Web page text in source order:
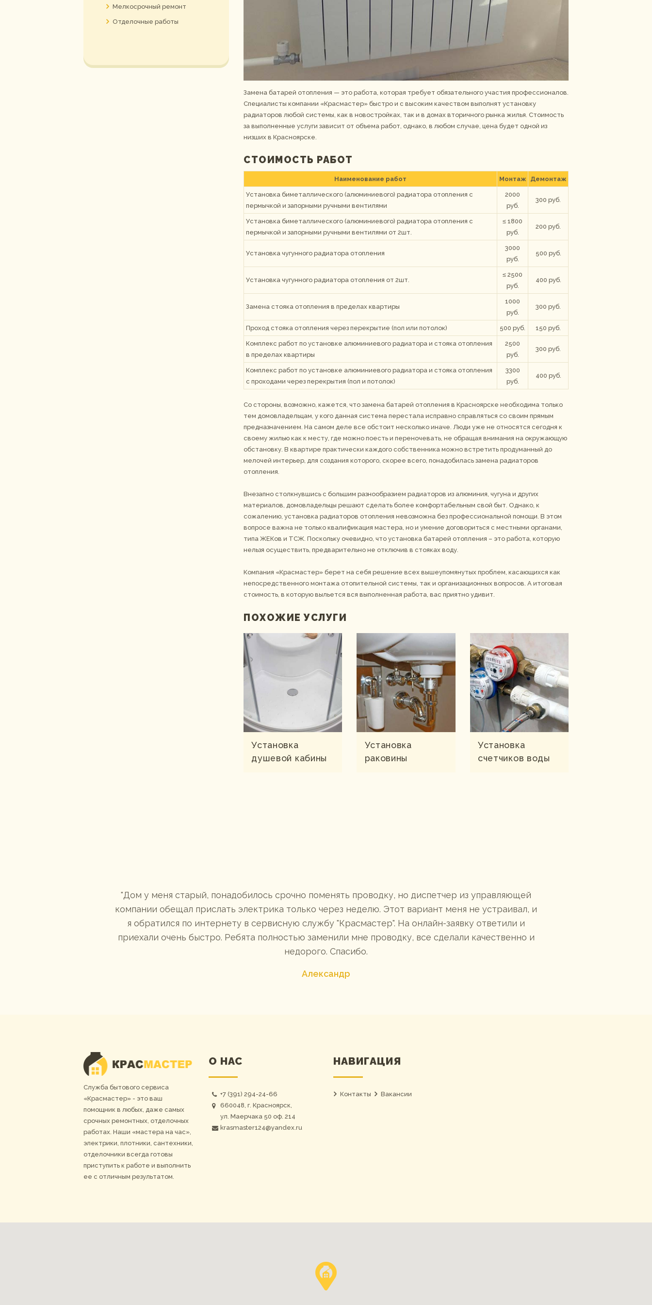
Замена батарей отопления — это работа, которая требует обязательного участия профессионалов.
Специалисты компании «Красмастер» быстро и с высоким качеством выполнят установку
радиаторов любой системы, как в новостройках, так и в домах вторичного рынка жилья. Стоимость
за выполненные услуги зависит от объема работ, однако, в любом случае, цена будет одной из
низших в Красноярске.
СТОИМОСТЬ РАБОТ
Наименование работ Монтаж Демонтаж
Установка биметаллического (алюминиевого) радиатора отопления с
пермычкой и запорными ручными вентилями
2000
руб.
300 руб.
Установка биметаллического (алюминиевого) радиатора отопления с
пермычкой и запорными ручными вентилями от 2шт.
≤ 1800
руб.
200 руб.
Установка чугунного радиатора отопления
3000
руб.
500 руб.
Установка чугунного радиатора отопления от 2шт.
≤ 2500
руб.
400 руб.
Замена стояка отопления в пределах квартиры
1000
руб.
300 руб.
Проход стояка отопления через перекрытие (пол или потолок) 500 руб. 150 руб.
Комплекс работ по установке алюминиевого радиатора и стояка отопления
в пределах квартиры
2500
руб.
300 руб.
Комплекс работ по установке алюминиевого радиатора и стояка отопления
с проходами через перекрытия (пол и потолок)
3300
руб.
400 руб.
Со стороны, возможно, кажется, что замена батарей отопления в Красноярске необходима только
тем домовладельцам, у кого данная система перестала исправно справляться со своим прямым
предназначением. На самом деле все обстоит несколько иначе. Люди уже не относятся сегодня к
своему жилью как к месту, где можно поесть и переночевать, не обращая внимания на окружающую
обстановку. В квартире практически каждого собственника можно встретить продуманный до
мелочей интерьер, для создания которого, скорее всего, понадобилась замена радиаторов
отопления.
Внезапно столкнувшись с большим разнообразием радиаторов из алюминия, чугуна и других
материалов, домовладельцы решают сделать более комфортабельным свой быт. Однако, к
сожалению, установка радиаторов отопления невозможна без профессиональной помощи. В этом
вопросе важна не только квалификация мастера, но и умение договориться с местными органами,
типа ЖЕКов и ТСЖ. Поскольку очевидно, что установка батарей отопления – это работа, которую
нельзя осуществить, предварительно не отключив в стояках воду.
Компания «Красмастер» берет на себя решение всех вышеупомянутых проблем, касающихся как
непосредственного монтажа отопительной системы, так и организационных вопросов. А итоговая
стоимость, в которую выльется вся выполненная работа, вас приятно удивит.
ПОХОЖИЕ УСЛУГИ
Установка
душевой кабины
Установка
раковины
Установка
счетчиков воды
Мелкосрочный ремонт
Отделочные работы
Дом у меня старый, понадобилось срочно поменять проводку, но диспетчер из управляющей
компании обещал прислать электрика только через неделю. Этот вариант меня не устраивал, и
я обратился по интернету в сервисную службу "Красмастер". На онлайн-заявку ответили и
приехали очень быстро. Ребята полностью заменили мне проводку, все сделали качественно и
недорого. Спасибо.
Александр
Служба бытового сервиса
«Красмастер» - это ваш
помощник в любых, даже самых
срочных ремонтных, отделочных
работах. Наши «мастера на час»,
электрики, плотники, сантехники,
отделочники всегда готовы
приступить к работе и выполнить
ее с отличным результатом.
О НАС
+7 (391) 294-24-66
660048, г. Красноярск,
ул. Маерчака 50 оф. 214
krasmaster124@yandex.ru
НАВИГАЦИЯ
Контакты Вакансии